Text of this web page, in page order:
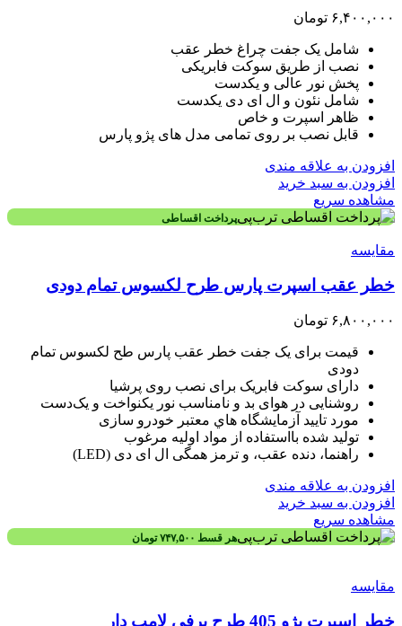
۶,۴۰۰,۰۰۰ تومان
شامل یک جفت چراغ خطر عقب
نصب از طریق سوکت فابریکی
پخش نور عالی و یکدست
شامل نئون و ال ای دی یکدست
ظاهر اسپرت و خاص
قابل نصب بر روی تمامی مدل های پژو پارس
افزودن به علاقه مندی
افزودن به سبد خرید
مشاهده سریع
پرداخت اقساطی
مقایسه
خطر عقب اسپرت پارس طرح لکسوس تمام دودی
۶,۸۰۰,۰۰۰ تومان
قیمت برای یک جفت خطر عقب پارس طح لکسوس تمام
دودی
دارای سوکت فابریک برای نصب روی پرشیا
روشنایی در هوای بد و نامناسب نور یکنواخت و یک‌دست
مورد تاييد آزمايشگاه هاي معتبر خودرو سازی
توليد شده بااستفاده از مواد اوليه مرغوب
راهنما، دنده عقب، و ترمز همگی ال ای دی (LED)
افزودن به علاقه مندی
افزودن به سبد خرید
مشاهده سریع
هر قسط ۷۴۷,۵۰۰ تومان
مقایسه
خطر اسپرت پژو 405 طرح برفی لامپ دار